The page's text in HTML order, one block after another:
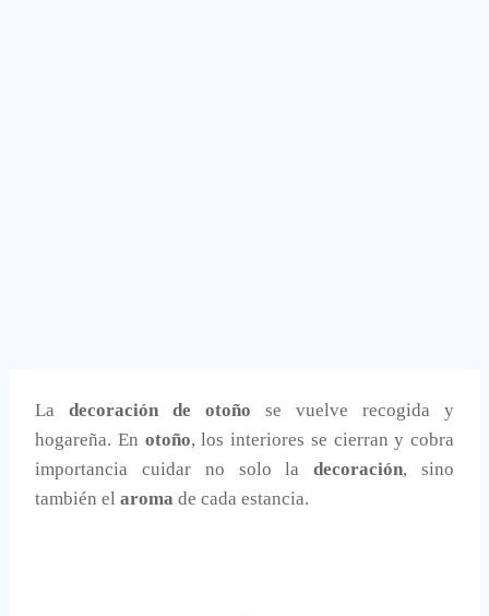
La decoración de otoño se vuelve recogida y
hogareña. En otoño, los interiores se cierran y cobra
importancia cuidar no solo ladecoración, sino
también el aroma de cada estancia.